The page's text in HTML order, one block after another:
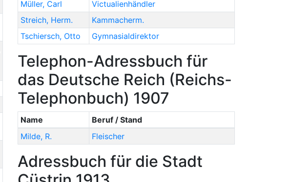
Müller, Carl
Victualienhändler
Streich, Herm.
Kammacherm.
Tschiersch, Otto Gymnasialdirektor
Telephon-Adressbuch für
das Deutsche Reich (Reichs-
Telephonbuch) 1907
Name
Beruf / Stand
Milde, R. Fleischer
Adressbuch für die Stadt